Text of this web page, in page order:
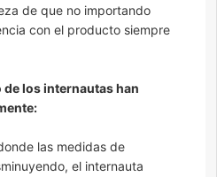
de que no importando
con el producto siempre
los internautas han
las medidas de
el internauta